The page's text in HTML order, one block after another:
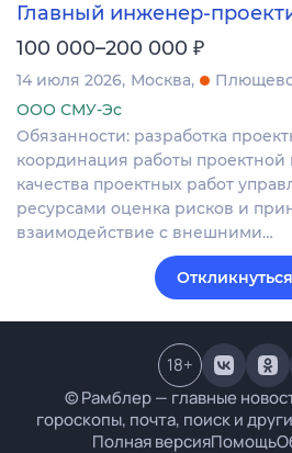
Главный инженер-
100 000–200 000 ₽
14 июля 2026 Москва
ООО СМУ-Эс
Обязанности: разработка
координация работы проектной
качества проектных работ
ресурсами оценка рисков и
взаимодействие с внешними…
Откликнуться
© Рамблер — главные
гороскопы, почта, поиск и
Полная версияПомощь
18+